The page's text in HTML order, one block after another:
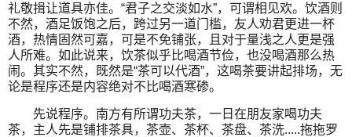
礼敬揖让道具亦佳。“君子之交淡如水”，可谓相见欢。饮酒则
不然，酒足饭饱之后，跨过另一道门槛，友人劝君更进一杯
酒，热情固然可嘉，可是不免铺张，且对于量浅之人更是强
人所难。如此说来，饮茶似乎比喝酒节俭，也没喝酒那么热
闹。其实不然，既然是“茶可以代酒”，这喝茶要讲起排场，无
论是程序还是内容绝对不比喝酒寒碜。
先说程序。南方有所谓功夫茶，一日在朋友家喝功夫
茶，主人先是铺排茶具，茶壶、茶杯、茶盘、茶洗.....拖拖罗